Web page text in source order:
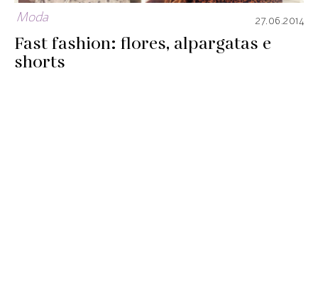
Moda 27.06.2014
Fast fashion: flores, alpargatas e
shorts